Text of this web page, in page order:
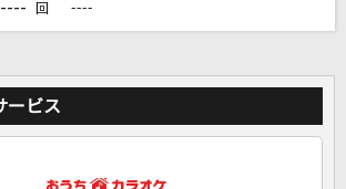
---- 回 ----
ービス